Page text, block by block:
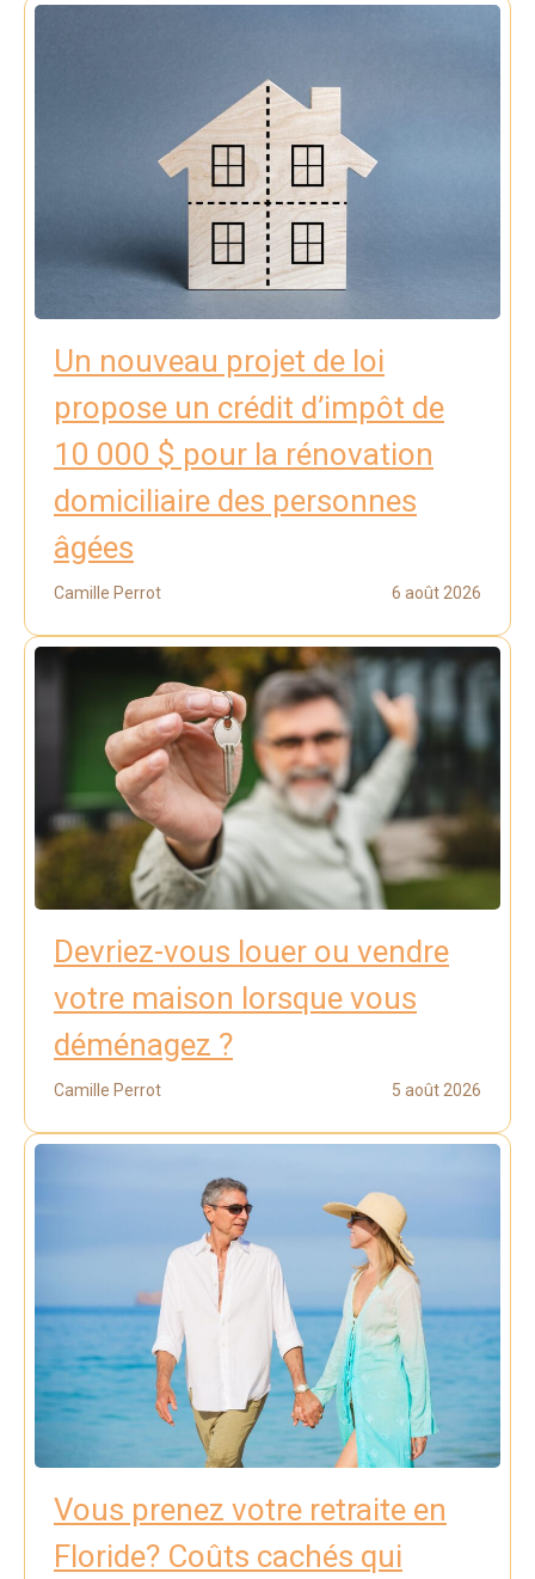
Un nouveau projet de loi
propose un crédit d’impôt de
10 000 $ pour la rénovation
domiciliaire des personnes
âgées
Camille Perrot 6 août 2026
Devriez-vous louer ou vendre
votre maison lorsque vous
déménagez ?
Camille Perrot 5 août 2026
Vous prenez votre retraite en
Floride? Coûts cachés qui